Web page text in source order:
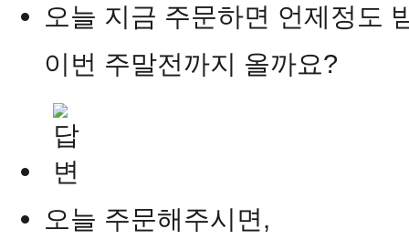
오늘 지금 주문하면 언제정도
이번 주말전까지 올까요?
오늘 주문해주시면,